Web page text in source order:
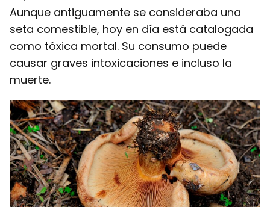
Aunque antiguamente se consideraba una
seta comestible, hoy en día está catalogada
como tóxica mortal. Su consumo puede
causar graves intoxicaciones e incluso la
muerte.